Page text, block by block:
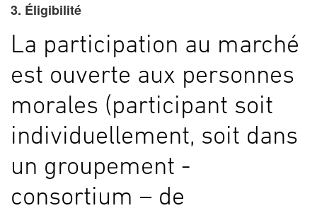
3. Éligibilité
La participation au marché
est ouverte aux personnes
morales (participant soit
individuellement, soit dans
un groupement -
consortium – de